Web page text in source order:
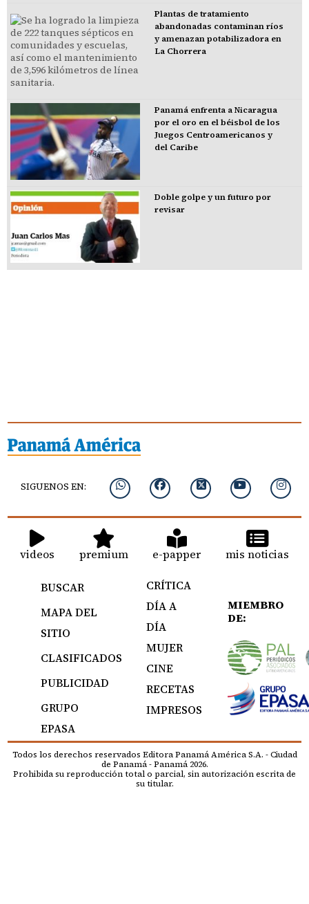
Plantas de tratamiento
abandonadas contaminan ríos
y amenazan potabilizadora en
La Chorrera
Panamá enfrenta a Nicaragua
por el oro en el béisbol de los
Juegos Centroamericanos y
del Caribe
Doble golpe y un futuro por
revisar
SIGUENOS EN:
videos premium e-papper mis noticias
BUSCAR
MAPA DEL
SITIO
CLASIFICADOS
PUBLICIDAD
GRUPO
EPASA
CRÍTICA
DÍA A
DÍA
MUJER
CINE
RECETAS
IMPRESOS
MIEMBRO
DE:
Todos los derechos reservados Editora Panamá América S.A. - Ciudad
de Panamá - Panamá 2026.
Prohibida su reproducción total o parcial, sin autorización escrita de
su titular.